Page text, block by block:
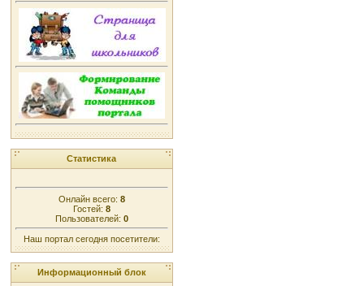
Статистика
Онлайн всего: 8
Гостей: 8
Пользователей: 0
Наш портал сегодня посетители:
Информационный блок